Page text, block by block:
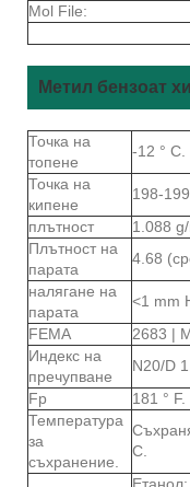
Mol File:
Метил бензоат
Точка на
топене
-12 ° C.
Точка на
кипене
198-
плътност
1.088
Плътност на
парата
4.68
налягане на
парата
<1 mm
FEMA
2683 |
Индекс на
пречупване
N20/D
Fp
181 ° F.
Температура
за
съхранение.
C.